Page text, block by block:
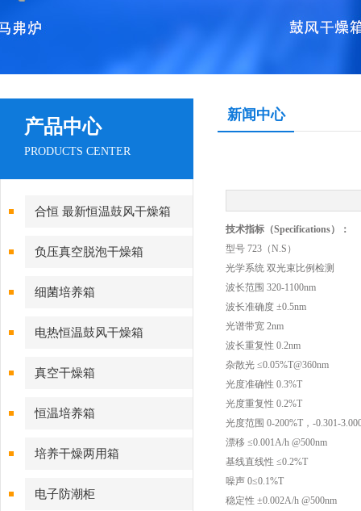
产品中心
PRODUCTS CENTER
合恒 最新恒温鼓风干燥箱
负压真空脱泡干燥箱
细菌培养箱
电热恒温鼓风干燥箱
真空干燥箱
恒温培养箱
培养干燥两用箱
电子防潮柜
新闻中心
技术指标（Specifications）：
型号 723（N.S）
光学系统 双光束比例检测
波长范围 320-1100nm
波长准确度 ±0.5nm
光谱带宽 2nm
波长重复性 0.2nm
杂散光 ≤0.05%T@360nm
光度准确性 0.3%T
光度重复性 0.2%T
光度范围 0-200%T，-0.301-
漂移 ≤0.001A/h @500nm
基线直线性 ≤0.2%T
噪声 0≤0.1%T
稳定性 ±0.002A/h @500nm